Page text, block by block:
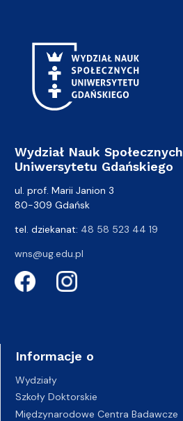
Wydział Nauk Społecznych
Uniwersytetu Gdańskiego
ul. prof. Marii Janion 3
80-309 Gdańsk
tel. dziekanat: 48 58 523 44 19
wns@ug.edu.pl
Informacje o
Wydziały
Szkoły Doktorskie
Międzynarodowe Centra Badawcze